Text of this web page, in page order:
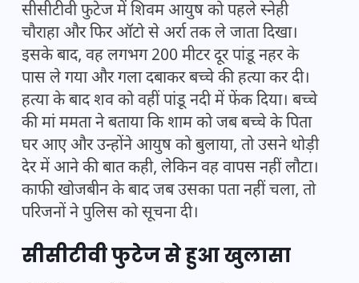
सीसीटीवी फुटेज में शिवम आयुष को पहले स्नेही
चौराहा और फिर ऑटो से अर्रा तक ले जाता दिखा।
इसके बाद, वह लगभग 200 मीटर दूर पांडू नहर के
पास ले गया और गला दबाकर बच्चे की हत्या कर दी।
हत्या के बाद शव को वहीं पांडू नदी में फेंक दिया। बच्चे
की मां ममता ने बताया कि शाम को जब बच्चे के पिता
घर आए और उन्होंने आयुष को बुलाया, तो उसने थोड़ी
देर में आने की बात कही, लेकिन वह वापस नहीं लौटा।
काफी खोजबीन के बाद जब उसका पता नहीं चला, तो
परिजनों ने पुलिस को सूचना दी।
सीसीटीवी फुटेज से हुआ खुलासा